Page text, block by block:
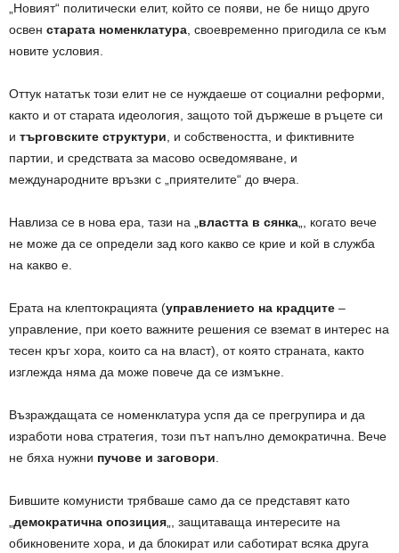
„Новият“ политически елит, който се появи, не бе нищо друго
освен старата номенклатура , своевременно пригодила се към
новите условия.
Оттук нататък този елит не се нуждаеше от социални реформи,
както и от старата идеология, защото той държеше в ръцете си
и търговските структури , и собствеността, и фиктивните
партии, и средствата за масово осведомяване, и
международните връзки с „приятелите“ до вчера.
Навлиза се в нова ера, тази на „ властта в сянка „, когато вече
не може да се определи зад кого какво се крие и кой в служба
на какво е.
Ерата на клептокрацията (управлението на крадците –
управление, при което важните решения се вземат в интерес на
тесен кръг хора, които са на власт), от която страната, както
изглежда няма да може повече да се измъкне.
Възраждащата се номенклатура успя да се прегрупира и да
изработи нова стратегия, този път напълно демократична. Вече
не бяха нужни пучове и заговори
Бившите комунисти трябваше само да се представят като
демократична опозиция „, защитаваща интересите на
обикновените хора, и да блокират или саботират всяка друга